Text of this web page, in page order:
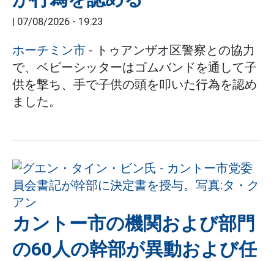
| 07/08/2026 - 19:23
ホーチミン市 - トゥアンザオ区警察との協力
で、ベビーシッターはゴムバンドを通して子
供を撃ち、手で子供の頭を叩いた行為を認め
ました。
カントー市の機関および部門
の60人の幹部が異動および任